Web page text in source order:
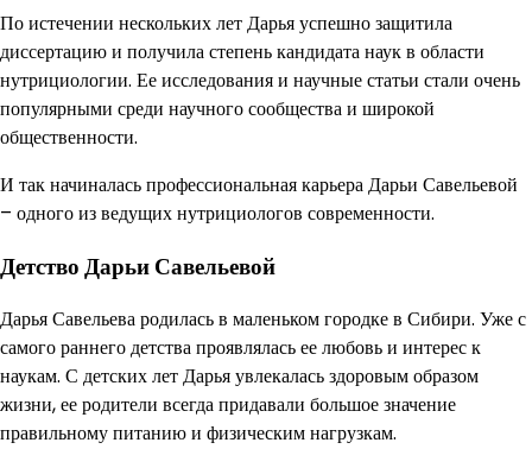
По истечении нескольких лет Дарья успешно защитила
диссертацию и получила степень кандидата наук в области
нутрициологии. Ее исследования и научные статьи стали очень
популярными среди научного сообщества и широкой
общественности.
И так начиналась профессиональная карьера Дарьи Савельевой
– одного из ведущих нутрициологов современности.
Детство Дарьи Савельевой
Дарья Савельева родилась в маленьком городке в Сибири. Уже с
самого раннего детства проявлялась ее любовь и интерес к
наукам. С детских лет Дарья увлекалась здоровым образом
жизни, ее родители всегда придавали большое значение
правильному питанию и физическим нагрузкам.